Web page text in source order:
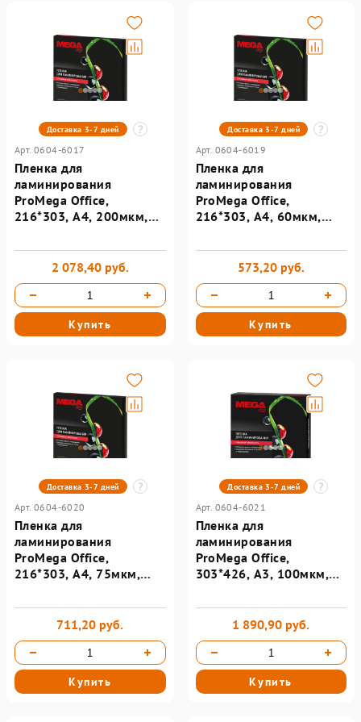
Доставка 3-7 дней
Арт. 0604-6017
Пленка для
ламинирования
ProMega Office,
216*303, А4, 200мкм,
2 078,40 руб.
Купить
Доставка 3-7 дней
Арт. 0604-6019
Пленка для
ламинирования
ProMega Office,
216*303, А4, 60мкм,
573,20 руб.
Купить
Доставка 3-7 дней
Арт. 0604-6020
Пленка для
ламинирования
ProMega Office,
216*303, А4, 75мкм,
711,20 руб.
Купить
Доставка 3-7 дней
Арт. 0604-6021
Пленка для
ламинирования
ProMega Office,
303*426, А3, 100мкм,
1 890,90 руб.
Купить